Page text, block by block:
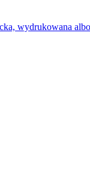
wydrukowana